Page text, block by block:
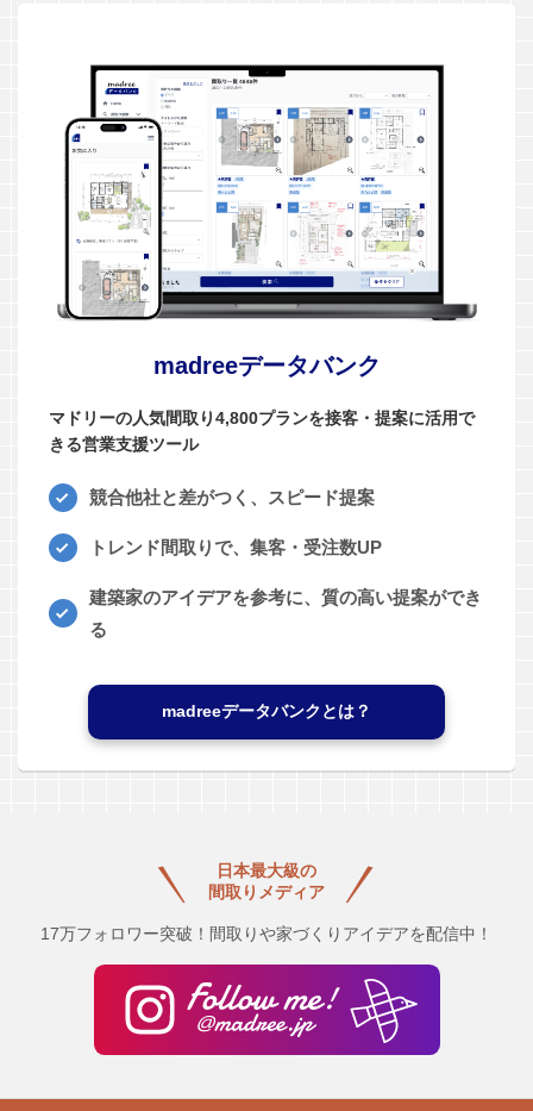
madreeデータバンク
マドリーの人気間取り4,800プランを接客・提案に活用で
きる営業支援ツール
競合他社と差がつく、スピード提案
トレンド間取りで、集客・受注数UP
建築家のアイデアを参考に、質の高い提案ができ
る
madreeデータバンクとは？
日本最大級の
間取りメディア
17万フォロワー突破！間取りや家づくりアイデアを配信中！